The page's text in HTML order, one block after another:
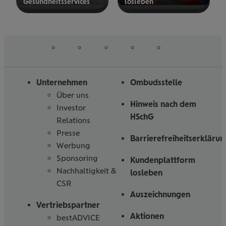
Gesund­heits­ser­vices los­le­ben
Unternehmen
Über uns
Investor
Relations
Presse
Werbung
Sponsoring
Nachhaltigkeit &
CSR
Vertriebspartner
bestADVICE
Ombudsstelle
Hinweis nach dem
HSchG
Kundenplattform
losleben
Auszeichnungen
Aktionen
uns